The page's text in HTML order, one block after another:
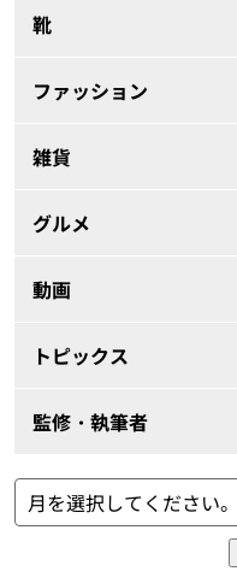
靴
ファッション
雑貨
グルメ
動画
トピックス
監修・執筆者